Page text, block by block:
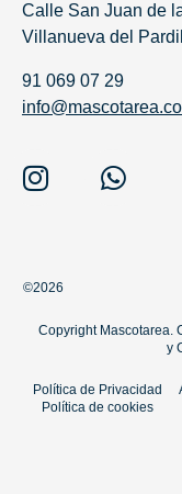
Calle San Juan de
Villanueva del
91 069 07 29
©2026
Copyright Mascotarea.
y
Política de Privacidad
Política de cookies